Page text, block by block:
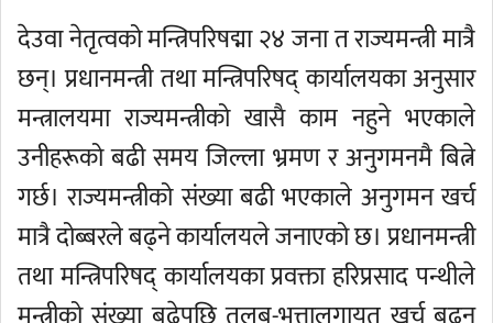
देउवा नेतृत्वको मन्त्रिपरिषद्मा २४ जना त राज्यमन्त्री मात्रै
छन्। प्रधानमन्त्री तथा मन्त्रिपरिषद् कार्यालयका अनुसार
मन्त्रालयमा राज्यमन्त्रीको खासै काम नहुने भएकाले
उनीहरूको बढी समय जिल्ला भ्रमण र अनुगमनमै बित्ने
गर्छ। राज्यमन्त्रीको संख्या बढी भएकाले अनुगमन खर्च
मात्रै दोब्बरले बढ्ने कार्यालयले जनाएको छ। प्रधानमन्त्री
तथा मन्त्रिपरिषद् कार्यालयका प्रवक्ता हरिप्रसाद पन्थीले